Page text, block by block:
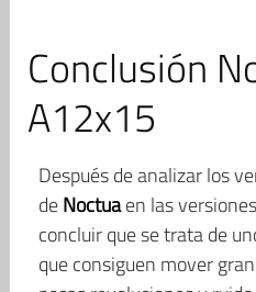
Conclusión
A12x15
Después de analizar los
deNoctuaen las versiones
concluir que se trata de
que consiguen mover